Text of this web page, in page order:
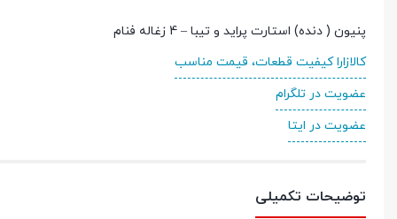
پنیون ( دنده) استارت پراید و تیبا – 4 زغاله فنام
کالازارا کیفیت قطعات، قیمت مناسب
عضویت در تلگرام
عضویت در ایتا
توضیحات تکمیلی